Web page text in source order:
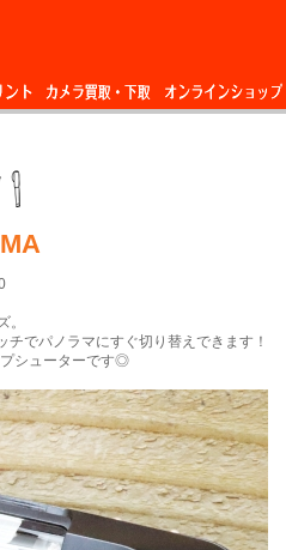
ト
カメラ買取・下
オンラインショップ
。
でパノラマにすぐ切り替えできます！
シューターです◎